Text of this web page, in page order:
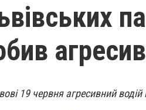
19 червня агресивний